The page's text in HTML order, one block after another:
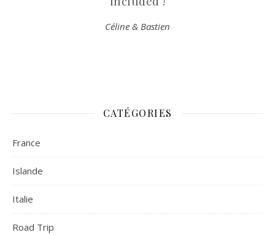
Céline & Bastien
CATÉGORIES
France
Islande
Italie
Road Trip